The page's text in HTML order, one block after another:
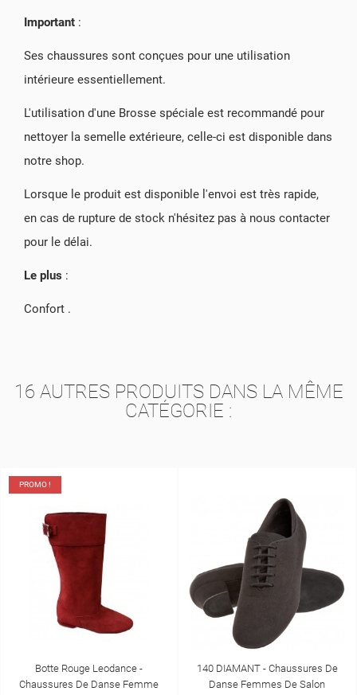
Important :
Ses chaussures sont conçues pour une utilisation
intérieure essentiellement.
L'utilisation d'une Brosse spéciale est recommandé pour
nettoyer la semelle extérieure, celle-ci est disponible dans
notre shop.
Lorsque le produit est disponible l'envoi est très rapide,
en cas de rupture de stock n'hésitez pas à nous contacter
pour le délai.
Le plus :
Confort .
16 AUTRES PRODUITS DANS LA MÊME
CATÉGORIE :
PROMO !
Botte Rouge Leodance -
Chaussures De Danse Femme
140 DIAMANT - Chaussures De
Danse Femmes De Salon